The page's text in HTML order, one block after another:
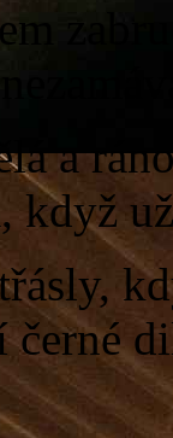
a
když
černé